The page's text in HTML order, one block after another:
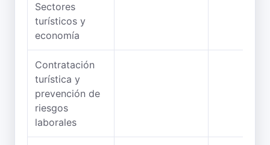
Sectores
turísticos y
economía
Contratación
turística y
prevención de
riesgos
laborales